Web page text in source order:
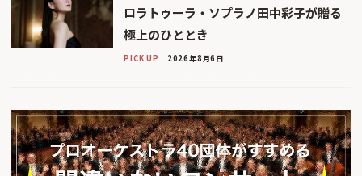
ロラトゥーラ・ソプラノ田中彩子が贈る
極上のひととき
PICK UP 2026年8月6日